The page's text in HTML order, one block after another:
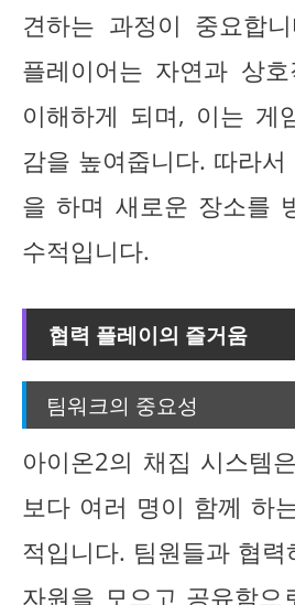
견하는 과정이 중요합
플레이어는 자연과 상
이해하게 되며, 이는 게
감을 높여줍니다. 따라
을 하며 새로운 장소를
수적입니다.
협력 플레이의 즐거움
팀워크의 중요성
아이온2의 채집 시스템
보다 여러 명이 함께 하
적입니다. 팀원들과 협
자원을 모으고 공유함으